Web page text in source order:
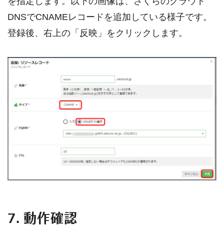
DNSでCNAMEレコードを追加している様子です。
登録後、右上の「反映」をクリックします。
7. 動作確認